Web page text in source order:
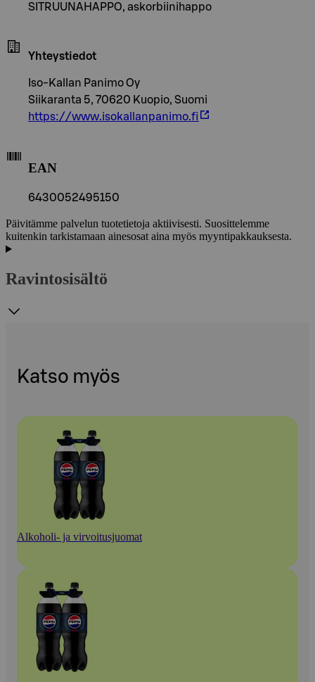
SITRUUNAHAPPO, askorbiinihappo
Yhteystiedot
Iso-Kallan Panimo Oy
Siikaranta 5, 70620 Kuopio, Suomi
https://www.isokallanpanimo.fi
EAN
6430052495150
Päivitämme palvelun tuotetietoja aktiivisesti. Suosittelemme
kuitenkin tarkistamaan ainesosat aina myös myyntipakkauksesta.
Ravintosisältö
Katso myös
Alkoholi- ja virvoitusjuomat